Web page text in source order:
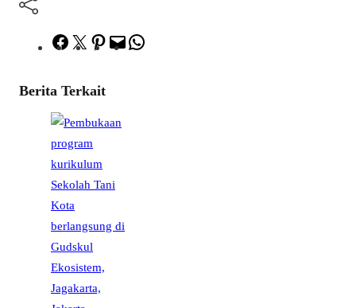
Facebook
TwitterPinterest
Mail
Berita Terkait